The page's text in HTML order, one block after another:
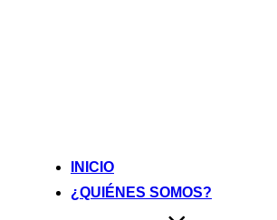
INICIO
¿QUIÉNES SOMOS?